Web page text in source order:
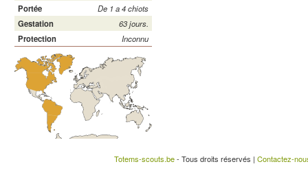
Portée
De 1 a 4 chiots
Gestation
63 jours.
Protection
Inconnu
Totems-scouts.be- Tous droits réservés | Contactez-